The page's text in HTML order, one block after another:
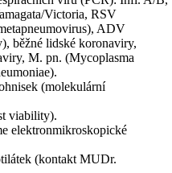
Victoria, RSV
ADV
běžné lidské koronaviry,
M. pn. (Mycoplasma
(molekulární
viability).
elektronmikroskopické
(kontakt MUDr.